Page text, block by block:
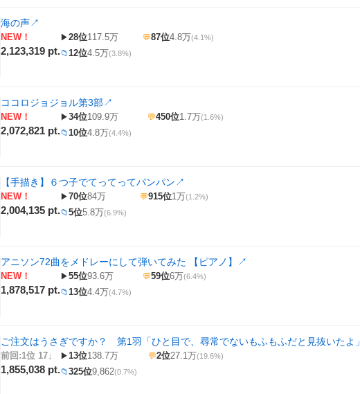
海の声↗
NEW！
2,123,319 pt.
▶28位117.5万 💬87位4.8万(4.1%)
📁 12位4.5万(3.8%)
ココロジョジョル第3部↗
NEW！
2,072,821 pt.
▶34位109.9万 💬450位1.7万(1.6%)
📁 10位4.8万(4.4%)
【手描き】６つ子でてってってパンパン↗
NEW！
2,004,135 pt.
▶70位84万 💬915位1万(1.2%)
📁 5位5.8万(6.9%)
アニソン72曲をメドレーにして弾いてみた 【ピアノ】 ↗
NEW！
1,878,517 pt.
▶55位93.6万 💬59位6万(6.4%)
📁 13位4.4万(4.7%)
ご注文はうさぎですか？ 第1羽「ひと目で、尋常でないもふもふだと見抜いたよ」
前回:1位 17↓
1,855,038 pt.
▶13位138.7万 💬2位27.1万(19.6%)
📁 325位9,862(0.7%)